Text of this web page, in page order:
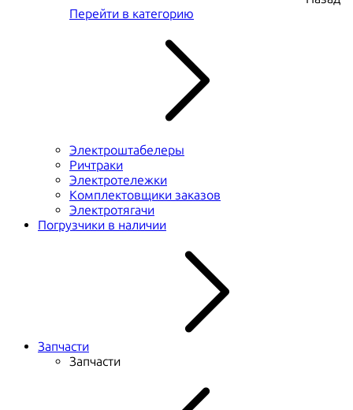
Перейти в категорию
Электроштабелеры
Ричтраки
Электротележки
Комплектовщики заказов
Электротягачи
Погрузчики в наличии
Запчасти
Запчасти